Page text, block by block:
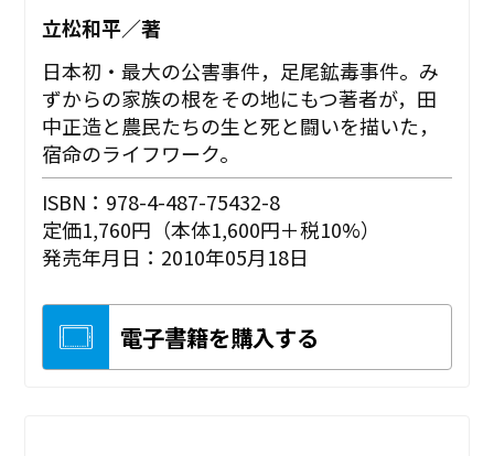
立松和平／著
日本初・最大の公害事件，足尾鉱毒事件。み
ずからの家族の根をその地にもつ著者が，田
中正造と農民たちの生と死と闘いを描いた，
宿命のライフワーク。
ISBN：978-4-487-75432-8
定価1,760円（本体1,600円＋税10%）
発売年月日：2010年05月18日
電子書籍を購入する